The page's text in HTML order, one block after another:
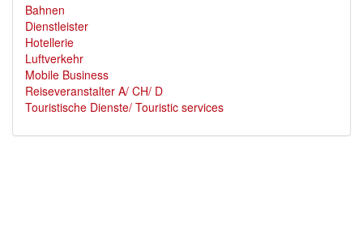
Bahnen
Dienstleister
Hotellerie
Luftverkehr
Mobile Business
Reiseveranstalter A/ CH/ D
Touristische Dienste/ Touristic services